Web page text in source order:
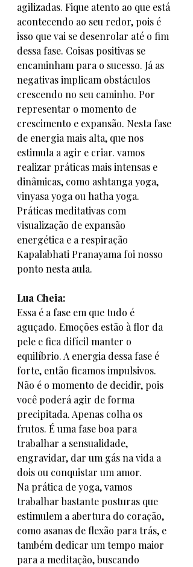
agilizadas. Fique atento ao que está
acontecendo ao seu redor, pois é
isso que vai se desenrolar até o fim
dessa fase. Coisas positivas se
encaminham para o sucesso. Já as
negativas implicam obstáculos
crescendo no seu caminho. Por
representar o momento de
crescimento e expansão. Nesta fase
de energia mais alta, que nos
estimula a agir e criar. vamos
realizar práticas mais intensas e
dinâmicas, como ashtanga yoga,
vinyasa yoga ou hatha yoga.
Práticas meditativas com
visualização de expansão
energética e a respiração
Kapalabhati Pranayama foi nosso
ponto nesta aula.
Lua Cheia:
Essa é a fase em que tudo é
aguçado. Emoções estão à flor da
pele e fica difícil manter o
equilíbrio. A energia dessa fase é
forte, então ficamos impulsivos.
Não é o momento de decidir, pois
você poderá agir de forma
precipitada. Apenas colha os
frutos. É uma fase boa para
trabalhar a sensualidade,
engravidar, dar um gás na vida a
dois ou conquistar um amor.
Na prática de yoga, vamos
trabalhar bastante posturas que
estimulem a abertura do coração,
como asanas de flexão para trás, e
também dedicar um tempo maior
para a meditação, buscando